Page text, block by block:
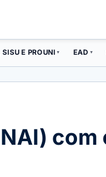
E PROUNI ▾ EAD ▾